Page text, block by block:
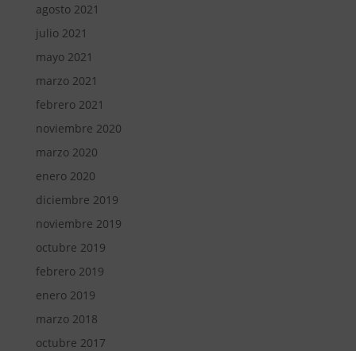
agosto 2021
julio 2021
mayo 2021
marzo 2021
febrero 2021
noviembre 2020
marzo 2020
enero 2020
diciembre 2019
noviembre 2019
octubre 2019
febrero 2019
enero 2019
marzo 2018
octubre 2017